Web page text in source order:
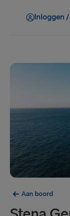
Inloggen
Aan boord